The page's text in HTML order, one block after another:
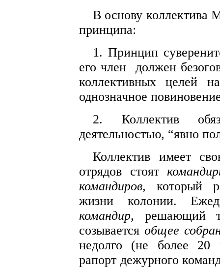
В основу коллектива
принципа:
1. Принцип
его член
должен
коллективных целей
однозначное
2. Коллектив
деятельностью, “явно
Коллектив имеет
отрядов стоят
командиров, который
жизни колонии.
командир, решающий
созывается общее
недолго (не более 20
рапорт дежурного